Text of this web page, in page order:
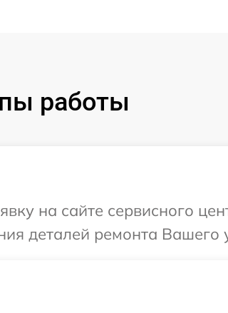
работы
на сайте сервисного
деталей ремонта Вашего